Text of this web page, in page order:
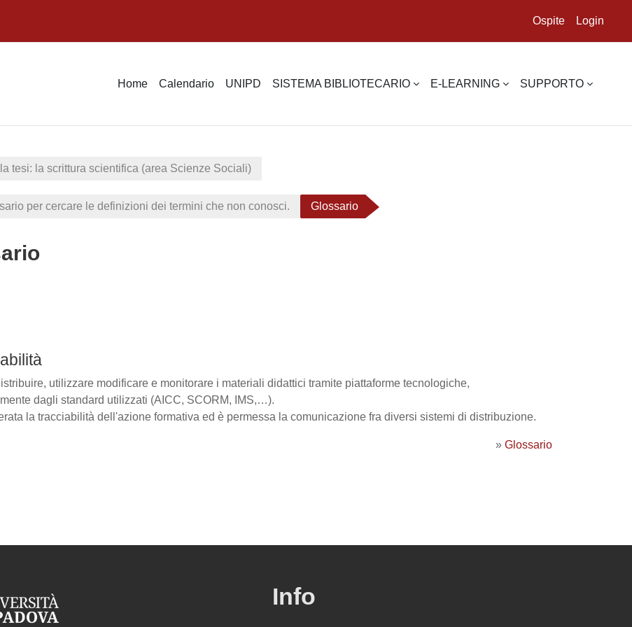
Ospite Login
Home Calendario UNIPD SISTEMA BIBLIOTECARIO E-LEARNING SUPPORTO
tesi: la scrittura scientifica (area Scienze Sociali)
per cercare le definizioni dei termini che non conosci. Glossario
utilizzare modificare e monitorare i materiali didattici tramite piattaforme tecnologiche,
dagli standard utilizzati (AICC, SCORM, IMS,…).
la tracciabilità dell'azione formativa ed è permessa la comunicazione fra diversi sistemi di distribuzione.
» Glossario
Info